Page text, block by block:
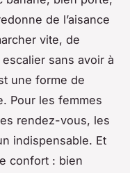
de l’aisance
vite, de
sans avoir à
une forme de
Pour les femmes
rendez-vous, les
indispensable. Et
confort : bien